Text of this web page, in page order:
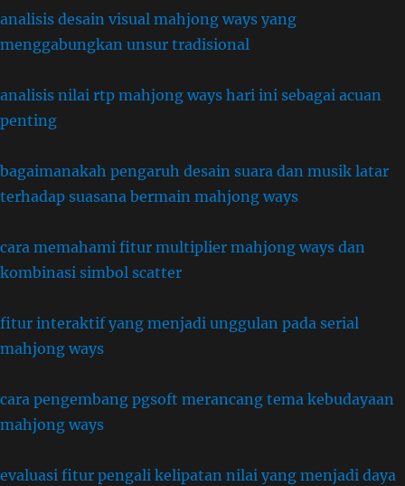
analisis desain visual mahjong ways yang
menggabungkan unsur tradisional
analisis nilai rtp mahjong ways hari ini sebagai acuan
penting
bagaimanakah pengaruh desain suara dan musik latar
terhadap suasana bermain mahjong ways
cara memahami fitur multiplier mahjong ways dan
kombinasi simbol scatter
fitur interaktif yang menjadi unggulan pada serial
mahjong ways
cara pengembang pgsoft merancang tema kebudayaan
mahjong ways
evaluasi fitur pengali kelipatan nilai yang menjadi daya